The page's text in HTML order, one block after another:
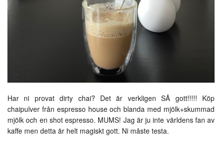
Har ni provat dirty chai? Det är verkligen SÅ gott!!!!! Köp
chaipulver från espresso house och blanda med mjölk+skummad
mjölk och en shot espresso. MUMS! Jag är ju inte världens fan av
kaffe men detta är helt magiskt gott. Ni måste testa.